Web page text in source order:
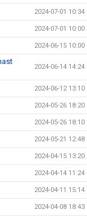
2024-07-01 10:34
2024-07-01 10:00
2024-06-15 10:00
2024-06-14 14:24
2024-06-12 13:10
2024-05-26 18:20
2024-05-26 18:10
2024-05-21 12:48
2024-04-15 13:20
2024-04-14 11:24
2024-04-11 15:14
2024-04-08 18:43